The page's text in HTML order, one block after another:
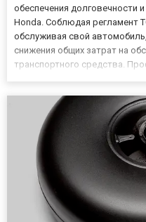
обеспечения долговечности
Honda. Соблюдая регламент
обслуживая свой
снижения общих затрат на
транспортного средства.
техническому обслуживанию